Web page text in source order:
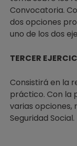
Convocatoria.
dos opciones
uno de los dos
TERCER
Consistirá en la
práctico. Con la
varias opciones,
Seguridad